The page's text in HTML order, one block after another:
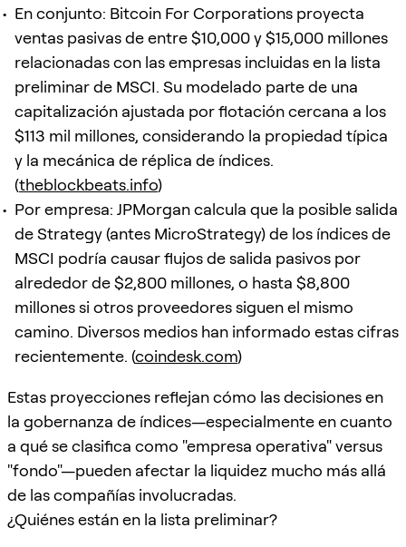
En conjunto: Bitcoin For Corporations proyecta
ventas pasivas de entre $10,000 y $15,000 millones
relacionadas con las empresas incluidas en la lista
preliminar de MSCI. Su modelado parte de una
capitalización ajustada por flotación cercana a los
$113 mil millones, considerando la propiedad típica
y la mecánica de réplica de índices.
(theblockbeats.info)
Por empresa: JPMorgan calcula que la posible salida
de Strategy (antes MicroStrategy) de los índices de
MSCI podría causar flujos de salida pasivos por
alrededor de $2,800 millones, o hasta $8,800
millones si otros proveedores siguen el mismo
camino. Diversos medios han informado estas cifras
recientemente. (coindesk.com)
Estas proyecciones reflejan cómo las decisiones en
la gobernanza de índices—especialmente en cuanto
a qué se clasifica como "empresa operativa" versus
"fondo"—pueden afectar la liquidez mucho más allá
de las compañías involucradas.
¿Quiénes están en la lista preliminar?